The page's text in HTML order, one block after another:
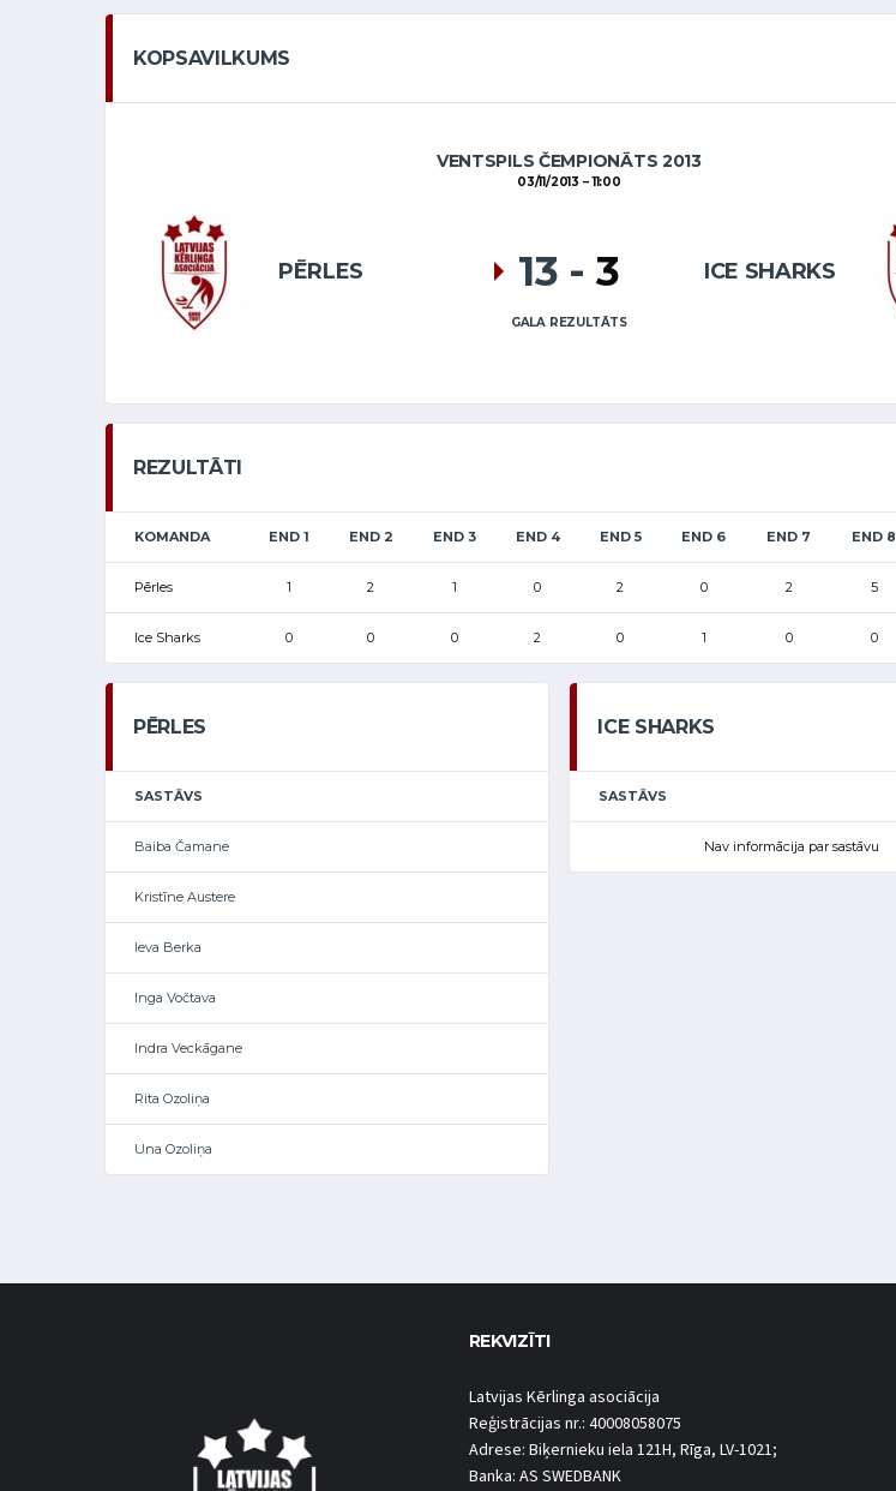
KOPSAVILKUMS
VENTSPILS ČEMPIONĀTS 2013
03/11/2013 11:00
PĒRLES ICE SHARKS
13 - 3
GALA REZULTĀTS
REZULTĀTI
KOMANDA END 1 END 2 END 3 END 4 END 5 END 6 END 7 END 8
Pērles 1 2 1 0 2 0 2 5
Ice Sharks 0 0 0 2 0 1 0 0
PĒRLES
SASTĀVS
Baiba Čamane
Kristīne Austere
Ieva Berka
Inga Vočtava
Indra Veckāgane
Rita Ozoliņa
Una Ozoliņa
ICE SHARKS
SASTĀVS
Nav informācija par sastāvu
REKVIZĪTI
Latvijas Kērlinga asociācija
Reģistrācijas nr.: 40008058075
Adrese: Biķernieku iela 121H, Rīga, LV-1021;
Banka: AS SWEDBANK